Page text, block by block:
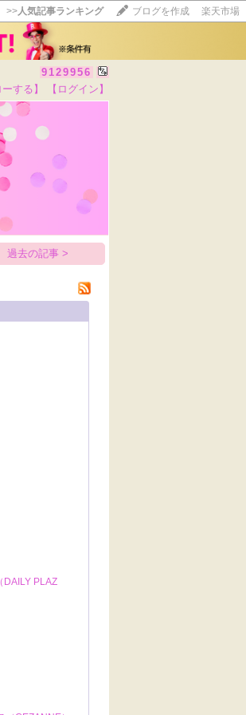
>>人気記事ランキング ブログを作成 楽天市場
9129956
する】 【ログイン】
過去の記事 >
DAILY PLAZ